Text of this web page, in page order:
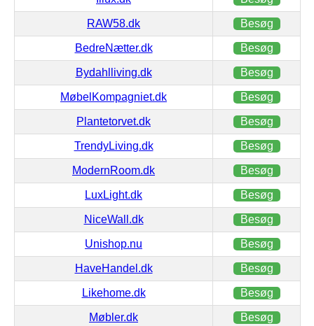
RAW58.dk Besøg
BedreNætter.dk Besøg
Bydahlliving.dk Besøg
MøbelKompagniet.dk Besøg
Plantetorvet.dk Besøg
TrendyLiving.dk Besøg
ModernRoom.dk Besøg
LuxLight.dk Besøg
NiceWall.dk Besøg
Unishop.nu Besøg
HaveHandel.dk Besøg
Likehome.dk Besøg
Møbler.dk Besøg